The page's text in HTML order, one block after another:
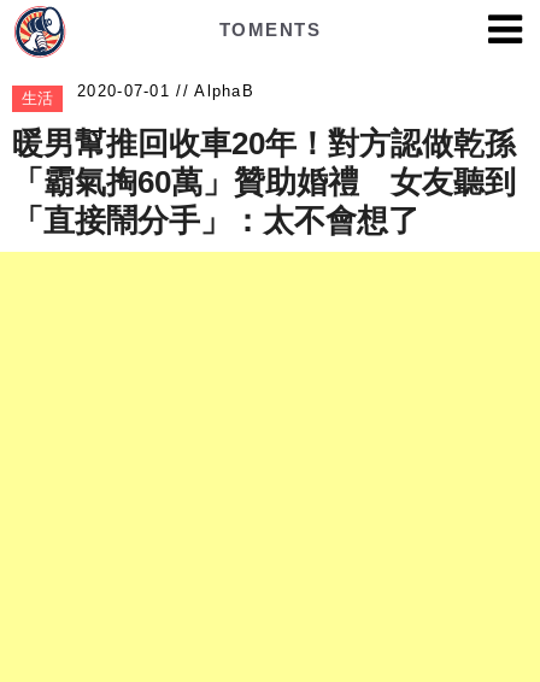
TOMENTS
生活 AlphaB
暖男幫推回收車20年！對方認做乾孫
「霸氣掏60萬」贊助婚禮 女友聽到
「直接鬧分手」：太不會想了